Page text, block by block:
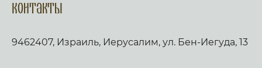
Контакты
9462407, Израиль, Иерусалим, ул. Бен-Иегуда, 13